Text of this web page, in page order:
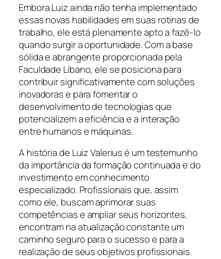
Embora Luiz ainda não tenha implementado
essas novas habilidades em suas rotinas de
trabalho, ele está plenamente apto a fazê-lo
quando surgir a oportunidade. Com a base
sólida e abrangente proporcionada pela
Faculdade Líbano, ele se posiciona para
contribuir significativamente com soluções
inovadoras e para fomentar o
desenvolvimento de tecnologias que
potencializem a eficiência e a interação
entre humanos e máquinas.
A história de Luiz Valerius é um testemunho
da importância da formação continuada e do
investimento em conhecimento
especializado. Profissionais que, assim
como ele, buscam aprimorar suas
competências e ampliar seus horizontes,
encontram na atualização constante um
caminho seguro para o sucesso e para a
realização de seus objetivos profissionais.